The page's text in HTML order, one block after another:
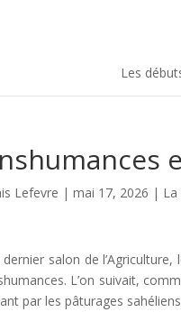
Les
Lefevre | mai 17, 2026 | La
salon de
L’on suivait,
par les pâturages